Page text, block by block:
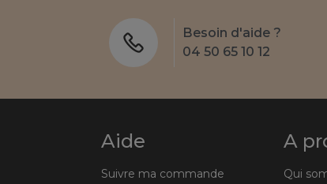
Besoin d'aide ?
04 50 65 10 12
Aide
Suivre ma commande
A
Qui